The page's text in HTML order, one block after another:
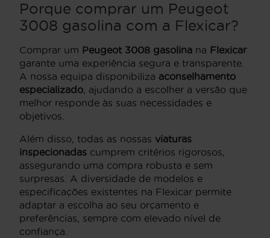
Porque comprar um Peugeot
3008 gasolina com a Flexicar?
Comprar um Peugeot 3008 gasolina na Flexicar
garante uma experiência segura e transparente.
A nossa equipa disponibiliza aconselhamento
especializado, ajudando a escolher a versão que
melhor responde às suas necessidades e
objetivos.
Além disso, todas as nossas viaturas
inspecionadas cumprem critérios rigorosos,
assegurando uma compra robusta e sem
surpresas. A diversidade de modelos e
especificações existentes na Flexicar permite
adaptar a escolha ao seu orçamento e
preferências, sempre com elevado nível de
confiança.